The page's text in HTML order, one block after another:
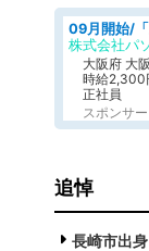
株式会社パ
大阪府 大
時給2,300
正社員
スポンサ
追悼
長崎市出